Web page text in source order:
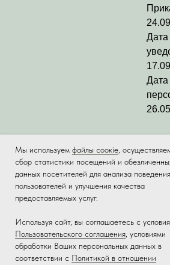
Мы используем файлы соокіе ,
сбор статистики посещений и
данных посетителей для анализа поведения
пользователей и улучшения качества
предоставляемых услуг.
Используя сайт, вы соглашаетесь с
Пользовательского соглашения , условиями
обработки Ваших персональных данных в
соответствии с Политикой в отношении
Дата
Дата
Made on